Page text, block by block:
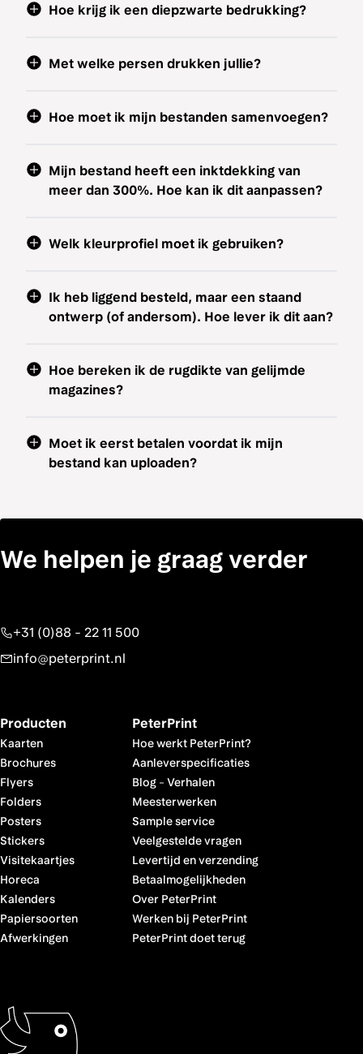
Hoe krijg ik een diepzwarte bedrukking?
Met welke persen drukken jullie?
Hoe moet ik mijn bestanden samenvoegen?
Mijn bestand heeft een inktdekking van
meer dan 300%. Hoe kan ik dit aanpassen?
Welk kleurprofiel moet ik gebruiken?
Ik heb liggend besteld, maar een staand
ontwerp (of andersom). Hoe lever ik dit aan?
Hoe bereken ik de rugdikte van gelijmde
magazines?
Moet ik eerst betalen voordat ik mijn
bestand kan uploaden?
We helpen je graag verder
+31 (0)88 - 22 11 500
info@peterprint.nl
Producten
Kaarten
Brochures
Flyers
Folders
Posters
Stickers
Visitekaartjes
Horeca
Kalenders
Papiersoorten
Afwerkingen
PeterPrint
Hoe werkt PeterPrint?
Aanleverspecificaties
Blog- Verhalen
Meesterwerken
Sample service
Veelgestelde vragen
Levertijd en verzending
Betaalmogelijkheden
Over PeterPrint
Werken bij PeterPrint
PeterPrint doet terug